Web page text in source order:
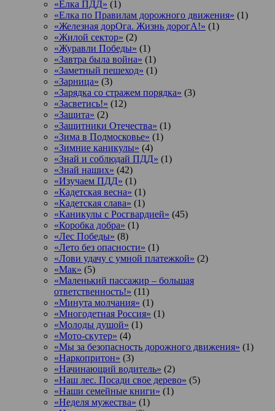
«Ёлка ПДД» (1)
«Елка по Правилам дорожного движения» (1)
«Железная дорОга. Жизнь дорогА!» (1)
«Жилой сектор» (2)
«Журавли Победы» (1)
«Завтра была война» (1)
«Заметный пешеход» (1)
«Зарница» (3)
«Зарядка со стражем порядка» (3)
«Засветись!» (12)
«Защита» (2)
«Защитники Отечества» (1)
«Зима в Подмосковье» (1)
«Зимние каникулы» (4)
«Знай и соблюдай ПДД» (1)
«Знай наших» (42)
«Изучаем ПДД» (1)
«Кадетская весна» (1)
«Кадетская слава» (1)
«Каникулы с Росгвардией» (45)
«Коробка добра» (1)
«Лес Победы» (8)
«Лето без опасности» (1)
«Лови удачу с умной платежкой» (2)
«Мак» (5)
«Маленький пассажир – большая
ответственность!» (11)
«Минута молчания» (1)
«Многодетная Россия» (1)
«Молоды душой» (1)
«Мото-скутер» (4)
«Мы за безопасность дорожного движения» (1)
«Наркопритон» (3)
«Начинающий водитель» (2)
«Наш лес. Посади свое дерево» (5)
«Наши семейные книги» (1)
«Неделя мужества» (1)